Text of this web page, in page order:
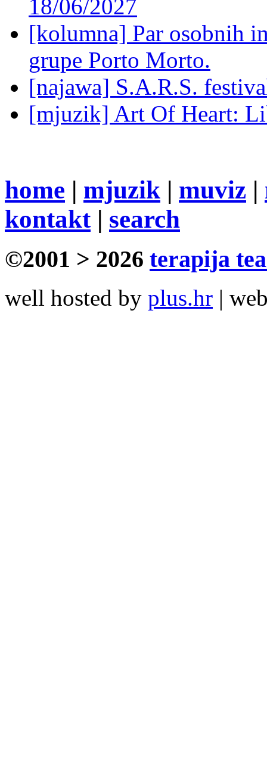
18/06/2027
[kolumna] Par osobnih
grupe Porto Morto.
[najawa] S.A.R.S.
[mjuzik] Art Of Heart:
home | mjuzik | muviz |
kontakt| search
©2001 > 2026 terapija
well hosted by plus.hr |